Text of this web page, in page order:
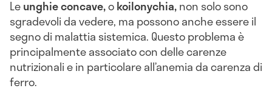
Leunghie concave,okoilonychia,non solo sono
sgradevoli da vedere, ma possono anche essere il
segno di malattia sistemica. Questo problema è
principalmente associato con delle carenze
nutrizionali e in particolare all’anemia da carenza di
ferro.